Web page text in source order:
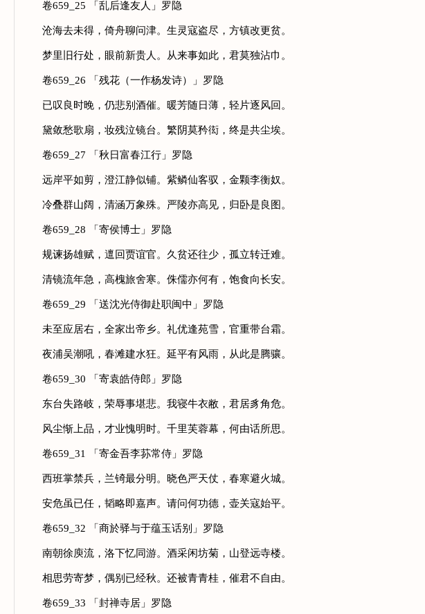
卷659_25 「乱后逢友人」罗隐
沧海去未得，倚舟聊问津。生灵寇盗尽，方镇改更贫。
梦里旧行处，眼前新贵人。从来事如此，君莫独沾巾。
卷659_26 「残花（一作杨发诗）」罗隐
已叹良时晚，仍悲别酒催。暖芳随日薄，轻片逐风回。
黛敛愁歌扇，妆残泣镜台。繁阴莫矜衒，终是共尘埃。
卷659_27 「秋日富春江行」罗隐
远岸平如剪，澄江静似铺。紫鳞仙客驭，金颗李衡奴。
冷叠群山阔，清涵万象殊。严陵亦高见，归卧是良图。
卷659_28 「寄侯博士」罗隐
规谏扬雄赋，邅回贾谊官。久贫还往少，孤立转迁难。
清镜流年急，高槐旅舍寒。侏儒亦何有，饱食向长安。
卷659_29 「送沈光侍御赴职闽中」罗隐
未至应居右，全家出帝乡。礼优逢苑雪，官重带台霜。
夜浦吴潮吼，春滩建水狂。延平有风雨，从此是腾骧。
卷659_30 「寄袁皓侍郎」罗隐
东台失路岐，荣辱事堪悲。我寝牛衣敝，君居豸角危。
风尘惭上品，才业愧明时。千里芙蓉幕，何由话所思。
卷659_31 「寄金吾李荪常侍」罗隐
西班掌禁兵，兰锜最分明。晓色严天仗，春寒避火城。
安危虽已任，韬略即嘉声。请问何功德，壶关寇始平。
卷659_32 「商於驿与于蕴玉话别」罗隐
南朝徐庾流，洛下忆同游。酒采闲坊菊，山登远寺楼。
相思劳寄梦，偶别已经秋。还被青青桂，催君不自由。
卷659_33 「封禅寺居」罗隐